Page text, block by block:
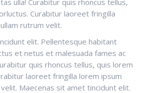
ulla! Curabitur quis rhoncus tellus,
Curabitur laoreet fringilla
rutrum velit.
elit. Pellentesque habitant
et netus et malesuada fames ac
quis rhoncus tellus, quis lorem
laoreet fringilla lorem ipsum
Maecenas sit amet tincidunt elit.